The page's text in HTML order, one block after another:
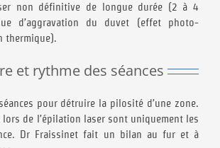
non définitive de longue durée (2 à 4
d’aggravation du duvet (effet photo-
thermique).
et rythme des séances
pour détruire la pilosité d’une zone.
lors de l’épilation laser sont uniquement les
Dr Fraissinet fait un bilan au fur et à